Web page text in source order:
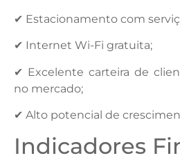
✔ Estacionamento com
✔ Internet Wi-Fi gratuita;
✔ Excelente carteira de
no mercado;
✔ Alto potencial de
Indicadores